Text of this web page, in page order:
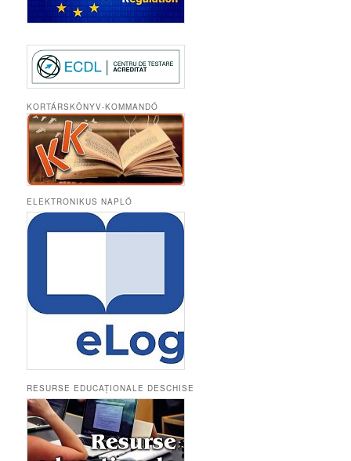
KORTÁRSKÖNYV-KOMMANDÓ
ELEKTRONIKUS NAPLÓ
RESURSE EDUCAȚIONALE DESCHISE